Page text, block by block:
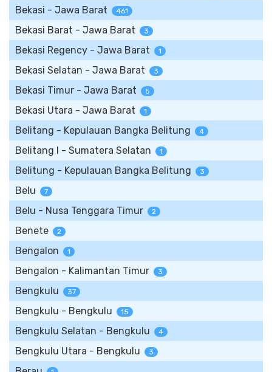
Bekasi - Jawa Barat 461
Bekasi Barat - Jawa Barat 3
Bekasi Regency - Jawa Barat 1
Bekasi Selatan - Jawa Barat 3
Bekasi Timur - Jawa Barat 5
Bekasi Utara - Jawa Barat 1
Belitang - Kepulauan Bangka Belitung 4
Belitang I - Sumatera Selatan 1
Belitung - Kepulauan Bangka Belitung 3
Belu 7
Belu - Nusa Tenggara Timur 2
Benete 2
Bengalon 1
Bengalon - Kalimantan Timur 3
Bengkulu 37
Bengkulu - Bengkulu 15
Bengkulu Selatan - Bengkulu 4
Bengkulu Utara - Bengkulu 3